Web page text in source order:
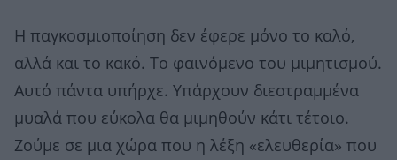
Η παγκοσμιοποίηση δεν έφερε μόνο το καλό,
αλλά και το κακό. Το φαινόμενο του μιμητισμού.
Αυτό πάντα υπήρχε. Υπάρχουν διεστραμμένα
μυαλά που εύκολα θα μιμηθούν κάτι τέτοιο.
Ζούμε σε μια χώρα που η λέξη «ελευθερία» που